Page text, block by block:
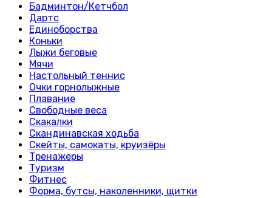
Бадминтон/Кетчбол
Дартс
Единоборства
Коньки
Лыжи беговые
Мячи
Настольный теннис
Очки горнолыжные
Плавание
Свободные веса
Скакалки
Скандинавская ходьба
Скейты, самокаты, круизёры
Тренажеры
Туризм
Фитнес
Форма, бутсы, наколенники, щитки